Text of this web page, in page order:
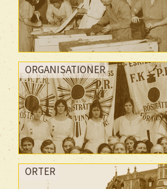
ORGANISATIONER
ORTER